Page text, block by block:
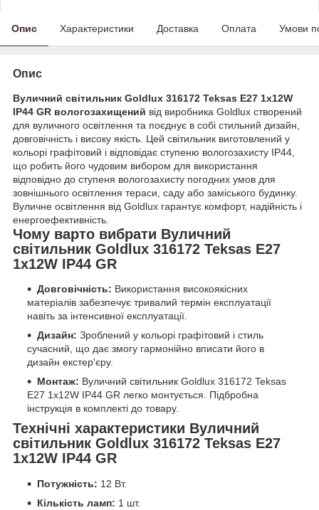
Опис Характеристики Доставка Оплата Умови
Опис
Вуличний світильник Goldlux 316172 Teksas E27 1x12W
IP44 GR вологозахищений від виробника Goldlux створений
для вуличного освітлення та поєднує в собі стильний дизайн,
довговічність і високу якість. Цей світильник виготовлений у
кольорі графітовий і відповідає ступеню вологозахисту IP44,
що робить його чудовим вибором для використання
відповідно до ступеня вологозахисту погодних умов для
зовнішнього освітлення тераси, саду або заміського будинку.
Вуличне освітлення від Goldlux гарантує комфорт, надійність і
енергоефективність.
Чому варто вибрати Вуличний
світильник Goldlux 316172 Teksas E27
1x12W IP44 GR
Довговічність: Використання високоякісних
матеріалів забезпечує тривалий термін експлуатації
навіть за інтенсивної експлуатації.
Дизайн: Зроблений у кольорі графітовий і стиль
сучасний, що дає змогу гармонійно вписати його в
дизайн екстер'єру.
Монтаж: Вуличний світильник Goldlux 316172 Teksas
E27 1x12W IP44 GR легко монтується. Підбробна
інструкція в комплекті до товару.
Технічні характеристики Вуличний
світильник Goldlux 316172 Teksas E27
1x12W IP44 GR
Потужність: 12 Вт.
Кількість ламп: 1 шт.